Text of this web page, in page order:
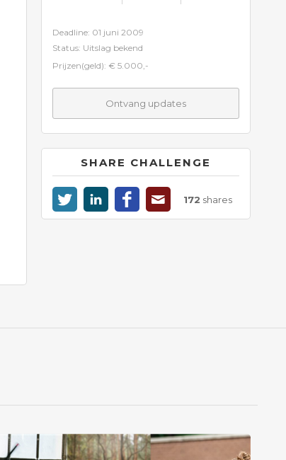
Deadline: 01 juni 2009
Status: Uitslag bekend
Prijzen(geld): € 5.000,-
Ontvang updates
SHARE CHALLENGE
172 shares